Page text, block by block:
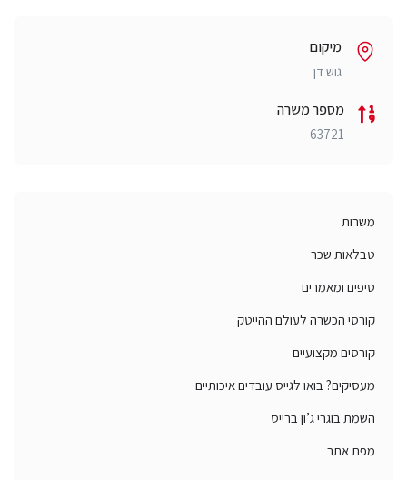
מיקום
גוש דן
מספר משרה
63721
משרות
טבלאות שכר
טיפים ומאמרים
קורסי הכשרה לעולם ההייטק
קורסים מקצועיים
מעסיקים? בואו לגייס עובדים איכותיים
השמת בוגרי ג’ון ברייס
מפת אתר